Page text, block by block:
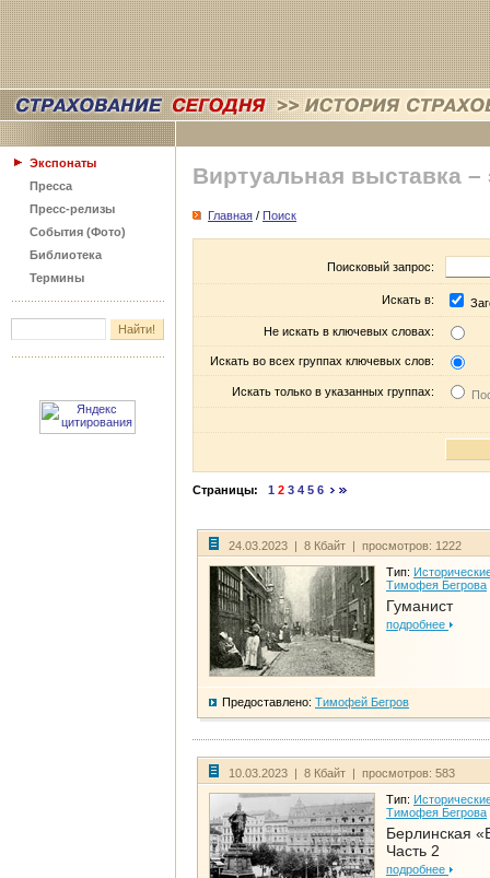
Экспонаты
Пресса
Пресс-релизы
События (Фото)
Библиотека
Термины
Виртуальная выставка –
Главная / Поиск
Поисковый запрос:
Искать в:
Не искать в ключевых словах:
Искать во всех группах ключевых слов:
Искать только в указанных группах:
Страницы: 1 2 3 4 5 6
24.03.2023 | 8 Кбайт | просмотров: 1222
Тип:
Тимофея Бегрова
Гуманист
подробнее
Предоставлено: Тимофей Бегров
10.03.2023 | 8 Кбайт | просмотров: 583
Тип:
Тимофея Бегрова
Берлинская
Часть 2
подробнее